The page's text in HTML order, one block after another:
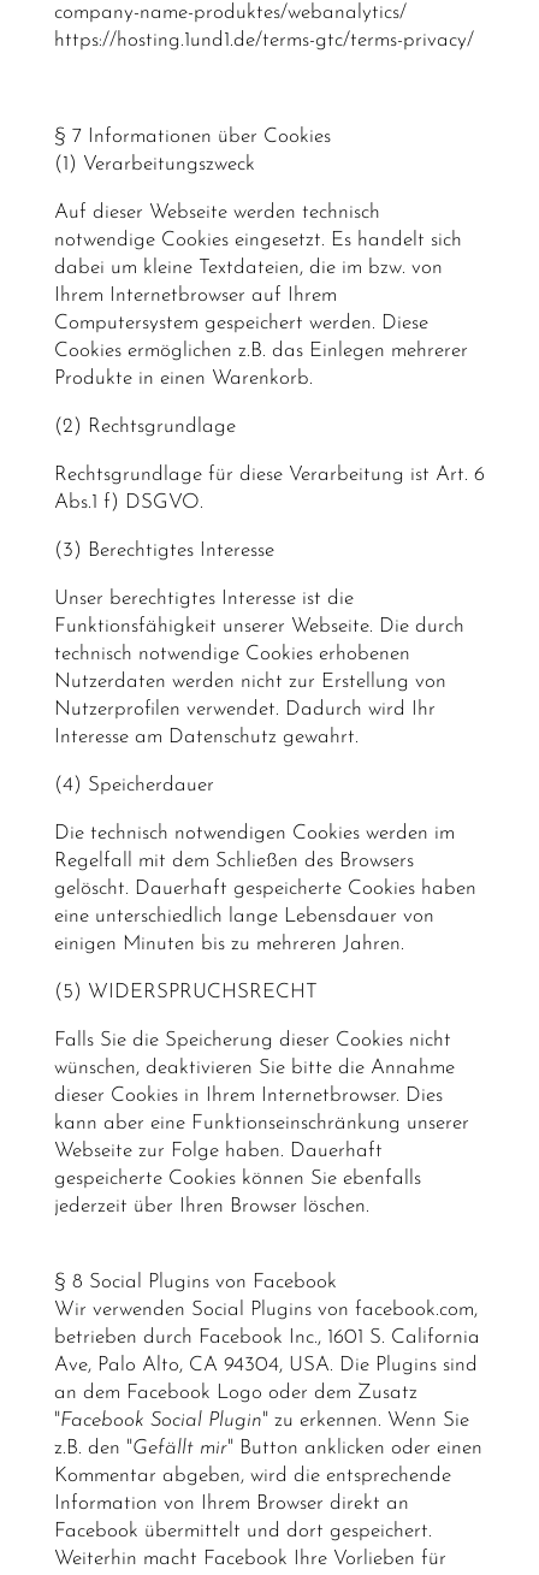
company-name-produktes/webanalytics/
https://hosting.1und1.de/terms-gtc/terms-privacy/
§ 7 Informationen über Cookies
(1) Verarbeitungszweck
Auf dieser Webseite werden technisch
notwendige Cookies eingesetzt. Es handelt sich
dabei um kleine Textdateien, die im bzw. von
Ihrem Internetbrowser auf Ihrem
Computersystem gespeichert werden. Diese
Cookies ermöglichen z.B. das Einlegen mehrerer
Produkte in einen Warenkorb.
(2) Rechtsgrundlage
Rechtsgrundlage für diese Verarbeitung ist Art. 6
Abs.1 f) DSGVO.
(3) Berechtigtes Interesse
Unser berechtigtes Interesse ist die
Funktionsfähigkeit unserer Webseite. Die durch
technisch notwendige Cookies erhobenen
Nutzerdaten werden nicht zur Erstellung von
Nutzerprofilen verwendet. Dadurch wird Ihr
Interesse am Datenschutz gewahrt.
(4) Speicherdauer
Die technisch notwendigen Cookies werden im
Regelfall mit dem Schließen des Browsers
gelöscht. Dauerhaft gespeicherte Cookies haben
eine unterschiedlich lange Lebensdauer von
einigen Minuten bis zu mehreren Jahren.
(5) WIDERSPRUCHSRECHT
Falls Sie die Speicherung dieser Cookies nicht
wünschen, deaktivieren Sie bitte die Annahme
dieser Cookies in Ihrem Internetbrowser. Dies
kann aber eine Funktionseinschränkung unserer
Webseite zur Folge haben. Dauerhaft
gespeicherte Cookies können Sie ebenfalls
jederzeit über Ihren Browser löschen.
§ 8 Social Plugins von Facebook
Wir verwenden Social Plugins von facebook.com,
betrieben durch Facebook Inc., 1601 S. California
Ave, Palo Alto, CA 94304, USA. Die Plugins sind
an dem Facebook Logo oder dem Zusatz
"Facebook Social Plugin" zu erkennen. Wenn Sie
z.B. den "Gefällt mir" Button anklicken oder einen
Kommentar abgeben, wird die entsprechende
Information von Ihrem Browser direkt an
Facebook übermittelt und dort gespeichert.
Weiterhin macht Facebook Ihre Vorlieben für